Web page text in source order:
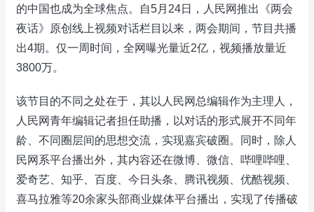
的中国也成为全球焦点。自5月24日，人民网推出《两会
夜话》原创线上视频对话栏目以来，两会期间，节目共播
出4期。仅一周时间，全网曝光量近2亿，视频播放量近
3800万。
该节目的不同之处在于，其以人民网总编辑作为主理人，
人民网青年编辑记者担任助播，以对话的形式展开不同年
龄、不同圈层间的思想交流，实现嘉宾破圈。同时，除人
民网系平台播出外，其内容还在微博、微信、哔哩哔哩、
爱奇艺、知乎、百度、今日头条、腾讯视频、优酷视频、
喜马拉雅等20余家头部商业媒体平台播出，实现了传播破